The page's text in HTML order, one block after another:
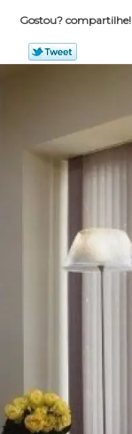
Gostou? compartilhe!